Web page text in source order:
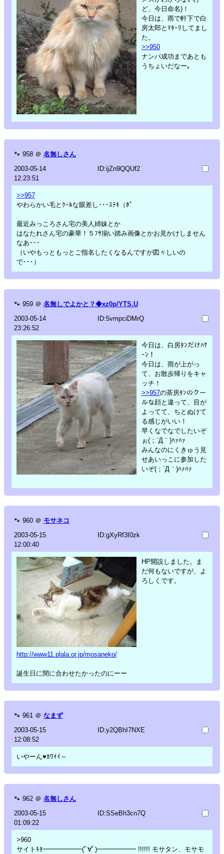
ど、今日命名)！
今日は、雨で軒下で白
房太郎とﾏﾀｰﾘしてまし
た。
>>950
ナンパ成功まであとも
うちょいだなー｡
🐾 958 ＠ 名無しさん
2003-05-14
12:23:51
ID:ijZn9QQUf2
>>957
やわらかい毛とｸｰﾙな眼差し･･･ｽﾃｷ（ﾎﾟ
最近みっころさん宅の美人姉妹とか
はなたれさん宅の豪華！５ﾌｻ揃い踏み画像とかお見かけしません
なあ･･･
（いやもっともっとご指名したくなるんですが図々しいの
で･･･）
🐾 959 ＠ 名無しでよかと？◆xz0p/YTS.U
2003-05-14
23:26:52
ID:5vmpciDMrQ
今日は、白房ﾀﾝだけﾊｹ
ｰﾝ！
今日は、雨が上がっ
て、お散歩帰りをキャ
ッチ！
>>957の茶房ﾀﾝのクー
ルな顔と違って、目が
よってて、ちとぬけて
る感じがいい！
早くなでなでしたいぞ
ぉ(；´Д｀)ﾊｧﾊｧ
みんなのにくきゅう見
せあいっこに参加した
いぞ(；´Д｀)ﾊｧﾊｧ
🐾 960 ＠ モサネコ
2003-05-15
12:00:40
ID:gXyRf3I0zk
HP開設しました。ま
だ何もないですが、よ
ろしくです。
http://www11.plala.or.jp/mosaneko/
誕生日に間に合わせたかったのにーー
🐾 961 ＠ なまず
2003-05-15
12:08:52
ID:y2QBhI7NXE
いやーん♥ｶﾜｲｲ～
🐾 962 ＠ 名無しさん
2003-05-15
01:09:22
ID:SSeBh3cn7Q
>960
サイトｷﾀ━━━━━━(ﾟ∀ﾟ)━━━━━━ !!!!!! モサタン、モサモ